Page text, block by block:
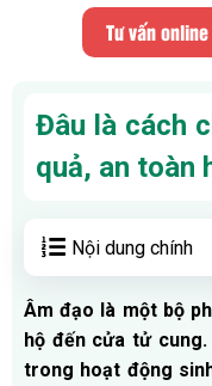
Tư vấn
Đâu là cách
quả, an toàn
Nội dung chính
Âm đạo là một bộ
hộ đến cửa tử
trong hoạt động